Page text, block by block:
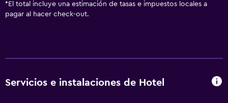
* El total incluye una estimación de tasas e impuestos locales a
pagar al hacer check-out.
Servicios e instalaciones de Hotel